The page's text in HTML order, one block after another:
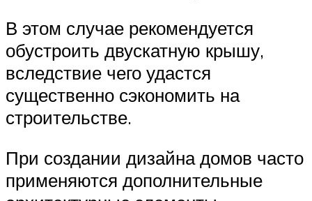
В этом случае рекомендуется
обустроить двускатную крышу,
вследствие чего удастся
существенно сэкономить на
строительстве.
При создании дизайна домов часто
применяются дополнительные